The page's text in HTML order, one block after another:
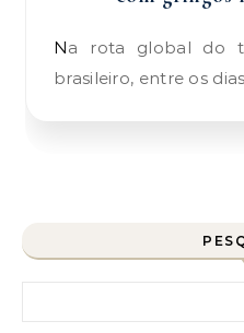
Na rota global do turismo, o Carnaval
brasileiro, entre os